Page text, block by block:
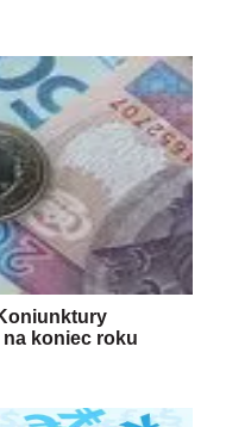
koniec roku